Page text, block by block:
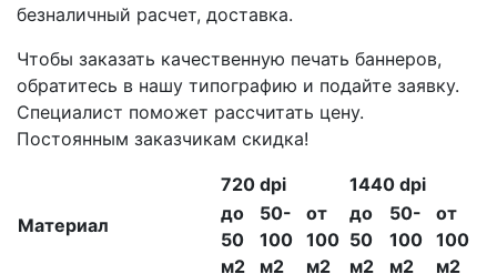
безналичный расчет, доставка.
Чтобы заказать качественную печать баннеров,
обратитесь в нашу типографию и подайте заявку.
Специалист поможет рассчитать цену.
Постоянным заказчикам скидка!
Материал
720 dpi
1440 dpi
до
50
м2
50-
100
м2
от
100
м2
до
50
м2
50-
100
м2
от
100
м2